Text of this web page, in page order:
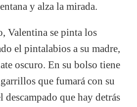
y alza la mirada.
Valentina se pinta los
el pintalabios a su madre,
oscuro. En su bolso tiene
que fumará con su
descampado que hay detrás